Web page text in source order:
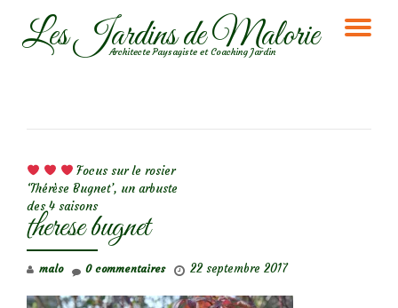
AllerLes Jardins de Malorie
Architecte Paysagiste et Coaching Jardin
Focus sur le rosier
‘Thérèse Bugnet’, un arbuste
des 4 saisons
therese bugnet
malo 22 septembre 2017
0 commentaires